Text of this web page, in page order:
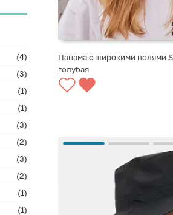
СООБЩИТЬ О ПОСТУПЛЕНИИ
Панама с широкими полями
голубая
(4)
(3)
(1)
(1)
(3)
(2)
(3)
(2)
(1)
(1)